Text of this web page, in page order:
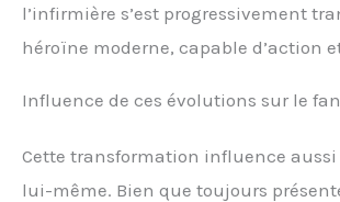
l’infirmière s’est progressivement
héroïne moderne, capable d’action
Influence de ces évolutions sur le
Cette transformation influence
lui-même. Bien que toujours